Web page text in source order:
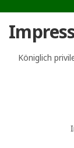
Königlich